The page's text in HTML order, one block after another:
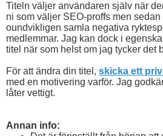
Titeln väljer användaren själv när
ni som väljer SEO-proffs men
oundvikligen samla negativa
medlemmar. Jag kan dock i
titel när som helst om jag tycker det
För att ändra din titel, skicka ett
med en motivering varför. Jag
låter vettigt.
Annan info: